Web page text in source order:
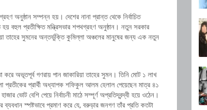
অনুষ্ঠান সম্পন্ন হয়। দেশের নানা প্রান্ত থেকে নির্বাচিত
বহুল প্রতীক্ষিত মন্ত্রিসভার শপথগ্রহণ অনুষ্ঠান। নতুন সরকার
তাহের সুমনের অন্তর্ভুক্তি কুমিল্লা অঞ্চলের মানুষের জন্য এক নতুন
করে অভূতপূর্ব গণরায় পান জাকারিয়া তাহের সুমন। তিনি মোট ১ লাখ
প্রতীকের প্রার্থী অধ্যাপক শফিকুল আলম হেলাল পেয়েছেন মাত্র ৪১
ভোট বেশি পেয়ে নির্বাচনী মাঠে সম্পূর্ণ অপ্রতিদ্বন্দ্বী হয়ে ওঠেন।
স্পষ্টভাবে প্রমাণ করে যে, বরুড়ার জনগণ তাঁর প্রতি কতটা